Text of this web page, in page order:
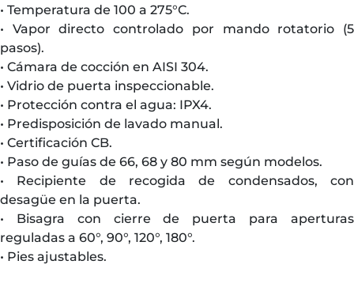
• Temperatura de 100 a 275°C.
• Vapor directo controlado por mando rotatorio (5
pasos).
• Cámara de cocción en AISI 304.
• Vidrio de puerta inspeccionable.
• Protección contra el agua: IPX4.
• Predisposición de lavado manual.
• Certificación CB.
• Paso de guías de 66, 68 y 80 mm según modelos.
• Recipiente de recogida de condensados, con
desagüe en la puerta.
• Bisagra con cierre de puerta para aperturas
reguladas a 60°, 90°, 120°, 180°.
• Pies ajustables.